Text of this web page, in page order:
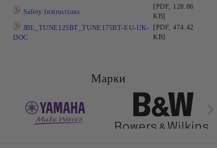
Safety Instructions
[PDF, 128.86
KB]
JBL_TUNE125BT_TUNE175BT-EU-UK-
DOC
[PDF, 474.42
KB]
Марки